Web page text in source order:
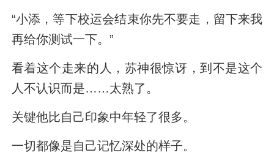
“小添，等下校运会结束你先不要走，留下来我
再给你测试一下。”
看着这个走来的人，苏神很惊讶，到不是这个
人不认识而是……太熟了。
关键他比自己印象中年轻了很多。
一切都像是自己记忆深处的样子。